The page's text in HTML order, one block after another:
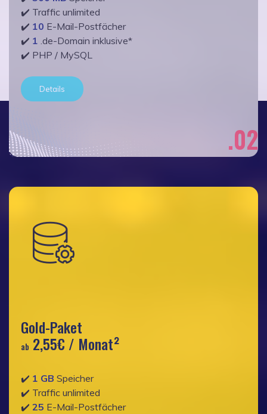
✔️ Traffic unlimited
✔️ 10 E-Mail-Postfächer
✔️ 1 .de-Domain inklusive*
✔️ PHP / MySQL
Details
.02
Gold-Paket
ab 2,55€ / Monat²
✔️ 1 GB Speicher
✔️ Traffic unlimited
✔️ 25 E-Mail-Postfächer